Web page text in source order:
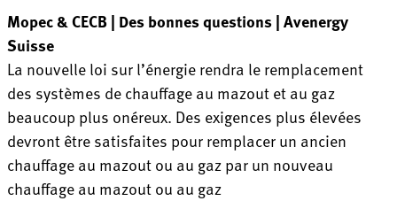
Mopec & CECB | Des bonnes questions | Avenergy
Suisse
La nouvelle loi sur l’énergie rendra le remplacement
des systèmes de chauffage au mazout et au gaz
beaucoup plus onéreux. Des exigences plus élevées
devront être satisfaites pour remplacer un ancien
chauffage au mazout ou au gaz par un nouveau
chauffage au mazout ou au gaz